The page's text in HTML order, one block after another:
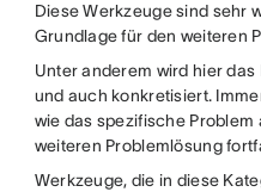
Diese Werkzeuge sind sehr
Grundlage für den weiteren
Unter anderem wird hier
und auch konkretisiert.
wie das spezifische
weiteren Problemlösung
Werkzeuge, die in diese